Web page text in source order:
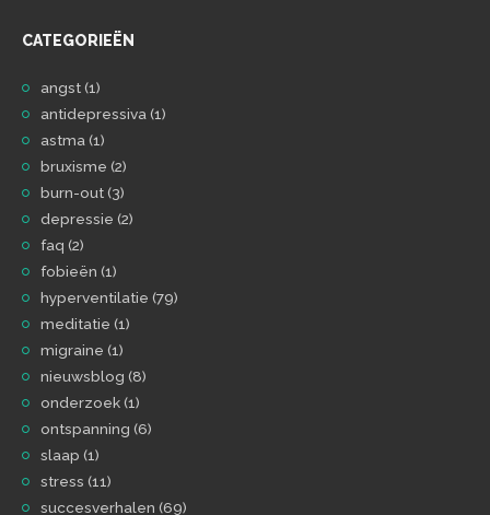
CATEGORIEËN
angst(1)
antidepressiva (1)
astma (1)
bruxisme (2)
burn-out(3)
depressie (2)
faq (2)
fobieën (1)
hyperventilatie (79)
meditatie (1)
migraine (1)
nieuwsblog (8)
onderzoek(1)
ontspanning (6)
slaap (1)
stress (11)
succesverhalen (69)